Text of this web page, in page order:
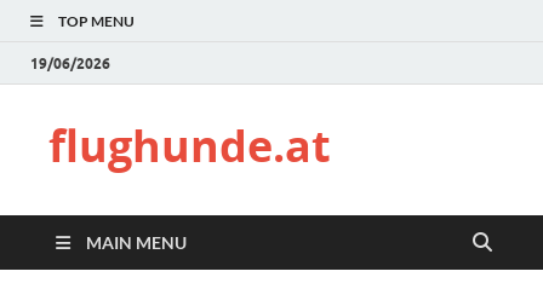
TOP MENU
19/06/2026
flughunde.at
MAIN MENU